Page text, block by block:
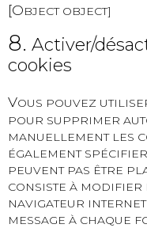
[OBJECT OBJECT]
8. Activer/
cookies
VOUS POUVEZ
POUR SUPPRIMER
MANUELLEMENT LES
ÉGALEMENT
PEUVENT PAS ÊTRE
CONSISTE À MODIFIER
NAVIGATEUR
MESSAGE À CHAQUE